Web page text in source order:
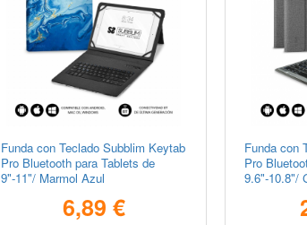
Funda con Teclado Subblim Keytab
Pro Bluetooth para Tablets de
9"-11"/ Marmol Azul
6,89 €
Funda con
Pro
9.6"-10.8"/